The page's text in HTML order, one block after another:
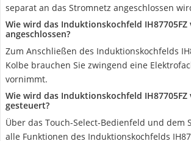
separat an das Stromnetz angeschlossen
Wie wird das Induktionskochfeld
angeschlossen?
Zum Anschließen des Induktionskochfelds
Kolbe brauchen Sie zwingend eine
vornimmt.
Wie wird das Induktionskochfeld
gesteuert?
Über das Touch-Select-Bedienfeld und dem
alle Funktionen des Induktionskochfelds